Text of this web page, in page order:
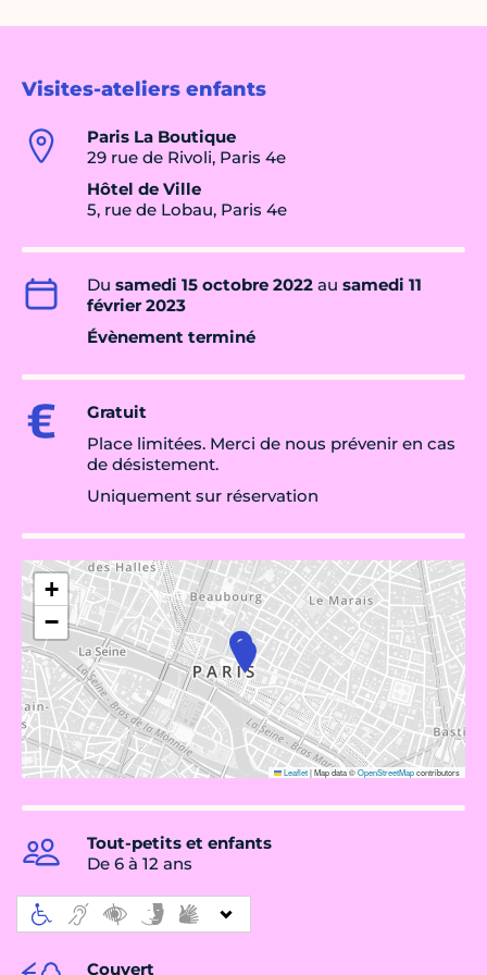
Visites-ateliers enfants
Paris La Boutique
29 rue de Rivoli, Paris 4e
Hôtel de Ville
5, rue de Lobau, Paris 4e
Du samedi 15 octobre 2022 au samedi 11
février 2023
Évènement terminé
Gratuit
Place limitées. Merci de nous prévenir en cas
de désistement.
Uniquement sur réservation
+
−
Leaflet|Map data ©OpenStreetMapcontributors
Tout-petits et enfants
De 6 à 12 ans
Couvert